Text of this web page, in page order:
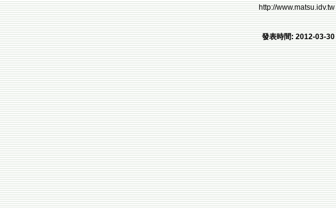
http://www.matsu.idv.tw
發表時間: 2012-03-30